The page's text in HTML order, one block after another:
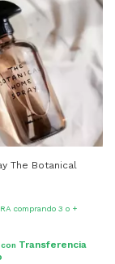
The Botanical
comprando 3 o +
con Transferencia